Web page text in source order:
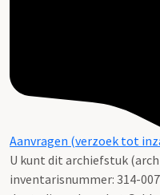
Aanvragen (verzoek tot
U kunt dit archiefstuk
inventarisnummer: 314-